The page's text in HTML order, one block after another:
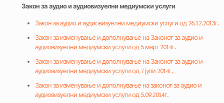
Закон за аудио и аудиовизуелни медиумски услуги
Закон за аудио и аудиовизуелни медиумски услуги од 26.12.2013г.
Закон за изменување и дополнување на Законот за аудио и
аудиовизуелни медиумски услуги од 5 март 2014г.
Закон за изменување и дополнување на Законот за аудио и
аудиовизуелни медиумски услуги од 7 јули 2014г.
Закон за изменување и дополнување на законот за аудио и
аудиовизуелни медиумски услуги од 5.09.2014г.